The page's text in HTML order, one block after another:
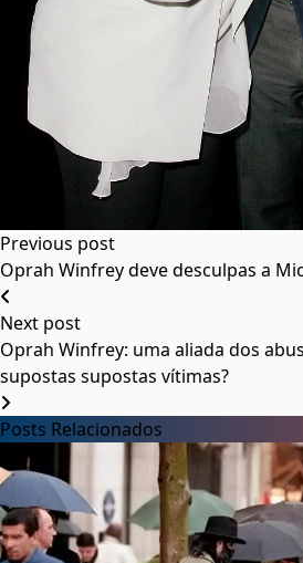
Previous post
Oprah Winfrey deve desculpas a
Next post
Oprah Winfrey: uma aliada dos
supostas supostas vítimas?
Posts Relacionados